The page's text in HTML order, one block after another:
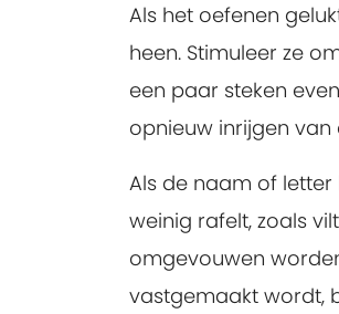
Als het oefenen
heen. Stimuleer ze
een paar steken
opnieuw inrijgen
Als de naam of letter
weinig rafelt, zoals
omgevouwen
vastgemaakt wordt,